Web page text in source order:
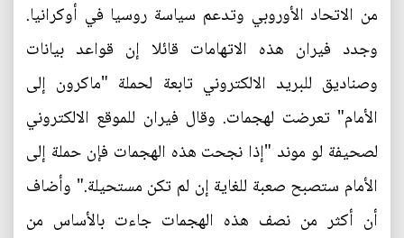
من الاتحاد الأوروبي وتدعم سياسة روسيا في أوكرانيا.
وجدد فيران هذه الاتهامات قائلا إن قواعد بيانات
وصناديق للبريد الالكتروني تابعة لحملة "ماكرون إلى
الأمام" تعرضت لهجمات. وقال فيران للموقع الالكتروني
لصحيفة لو موند "إذا نجحت هذه الهجمات فإن حملة إلى
الأمام ستصبح صعبة للغاية إن لم تكن مستحيلة." وأضاف
أن أكثر من نصف هذه الهجمات جاءت بالأساس من